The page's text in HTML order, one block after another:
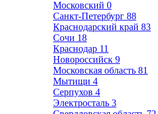
Московский 0
Санкт-Петербург 88
Краснодарский край 83
Сочи 18
Краснодар 11
Новороссийск 9
Московская область 81
Мытищи 4
Серпухов 4
Электросталь 3